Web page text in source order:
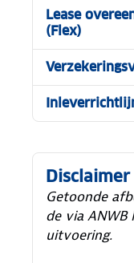
Lease
(Flex)
Disclaimer
Getoonde
de via ANWB
uitvoering.